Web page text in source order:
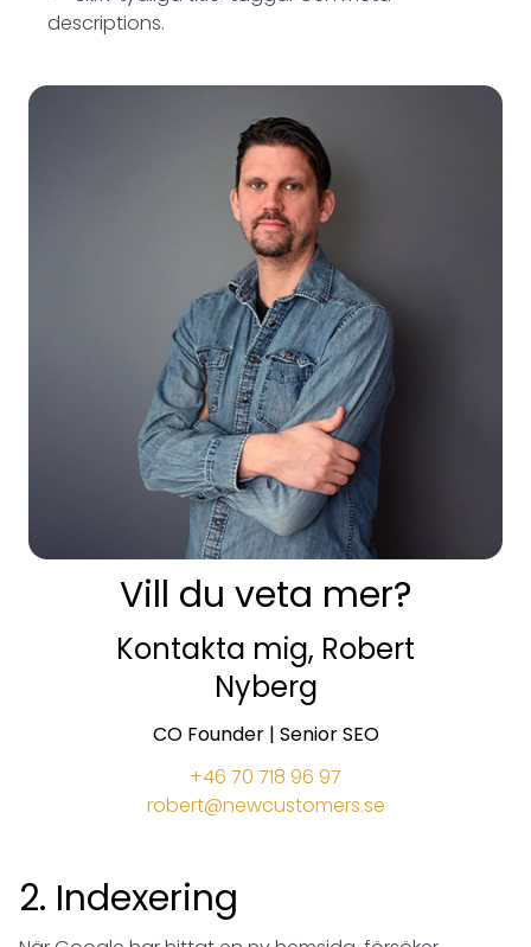
descriptions.
Vill du veta mer?
Kontakta mig, Robert
Nyberg
CO Founder | Senior SEO
+46 70 718 96 97
robert@newcustomers.se
2. Indexering